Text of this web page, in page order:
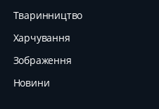
Тваринництво
Харчування
Зображення
Новини